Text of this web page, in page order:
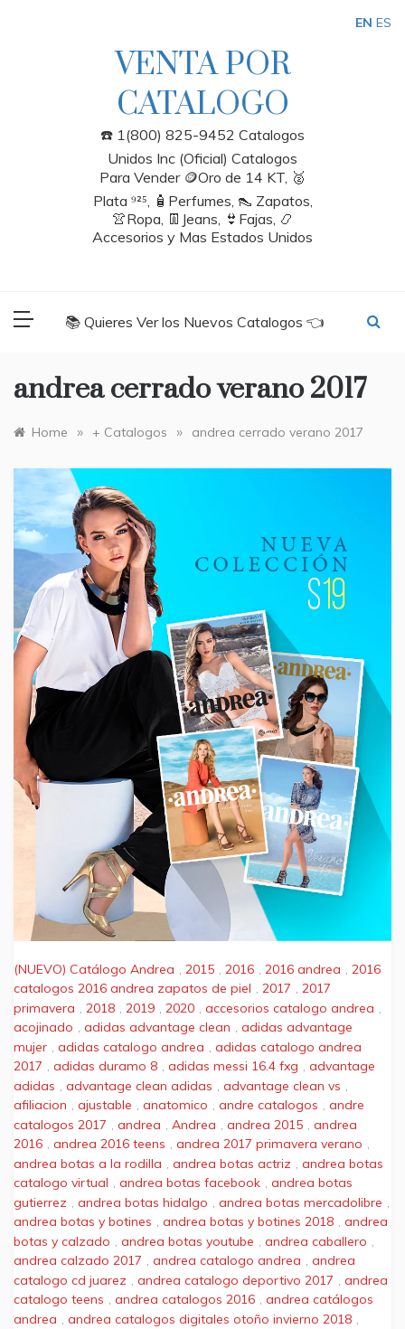
VENTA POR
CATALOGO
☎️ 1(800) 825-9452 Catalogos
Unidos Inc (Oficial) Catalogos
Para Vender 🪙Oro de 14 KT, 🥈
Plata ⁹²⁵, 🧴Perfumes, 👠 Zapatos,
👚Ropa, 👖Jeans, 👙Fajas, 📿
Accesorios y Mas Estados Unidos
📚 Quieres Ver los Nuevos Catalogos 👈
andrea cerrado verano 2017
Home » + Catalogos » andrea cerrado verano 2017
(NUEVO) Catálogo Andrea , 2015 , 2016 , 2016 andrea , 2016
catalogos 2016 andrea zapatos de piel , 2017 , 2017
primavera , 2018 , 2019 , 2020 , accesorios catalogo andrea ,
acojinado , adidas advantage clean , adidas advantage
mujer , adidas catalogo andrea , adidas catalogo andrea
2017 , adidas duramo 8 , adidas messi 16.4 fxg , advantage
adidas , advantage clean adidas , advantage clean vs ,
afiliacion , ajustable , anatomico , andre catalogos , andre
catalogos 2017 , andrea , Andrea , andrea 2015 , andrea
2016 , andrea 2016 teens , andrea 2017 primavera verano ,
andrea botas a la rodilla , andrea botas actriz , andrea botas
catalogo virtual , andrea botas facebook , andrea botas
gutierrez , andrea botas hidalgo , andrea botas mercadolibre ,
andrea botas y botines , andrea botas y botines 2018 , andrea
botas y calzado , andrea botas youtube , andrea caballero ,
andrea calzado 2017 , andrea catalogo andrea , andrea
catalogo cd juarez , andrea catalogo deportivo 2017 , andrea
catalogo teens , andrea catalogos 2016 , andrea catálogos
andrea , andrea catalogos digitales otoño invierno 2018 ,
EN ES